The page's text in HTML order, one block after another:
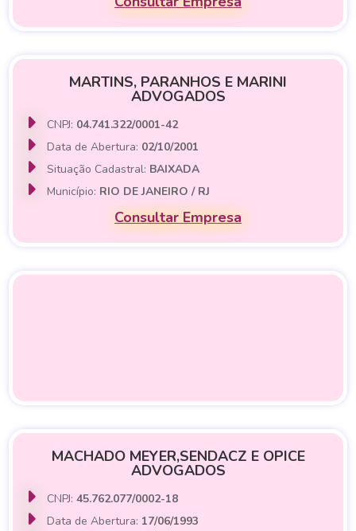
MARTINS, PARANHOS E MARINI
ADVOGADOS
CNPJ: 04.741.322/0001-42
Data de Abertura: 02/10/2001
Situação Cadastral: BAIXADA
Município: RIO DE JANEIRO / RJ
Consultar Empresa
MACHADO MEYER,SENDACZ E OPICE
ADVOGADOS
CNPJ:45.762.077/0002-18
Data de Abertura: 17/06/1993